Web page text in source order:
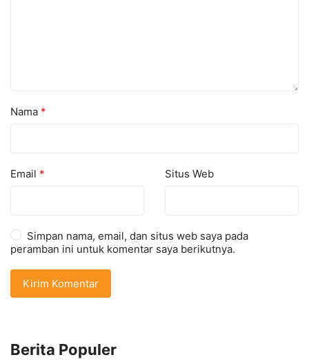
Nama *
Email * Situs Web
Simpan nama, email, dan situs web saya pada
peramban ini untuk komentar saya berikutnya.
Berita Populer